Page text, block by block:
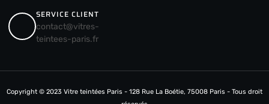
SERVICE CLIENT
contact@vitres-
teintees-paris.fr
Copyright © 2023 Vitre teintées Paris - 128 Rue La Boétie, 75008 Paris - Tous droit